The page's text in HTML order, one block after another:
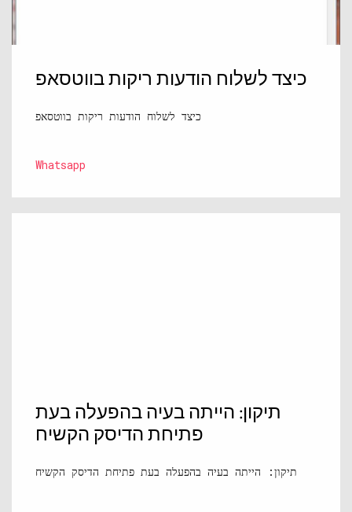
כיצד לשלוח הודעות ריקות בווטסאפ
כיצד לשלוח הודעות ריקות בווטסאפ
Whatsapp
תיקון: הייתה בעיה בהפעלה בעת
פתיחת הדיסק הקשיח
תיקון: הייתה בעיה בהפעלה בעת פתיחת הדיסק הקשיח